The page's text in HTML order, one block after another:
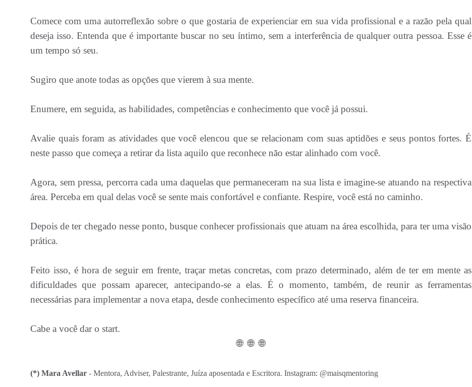
Comece com uma autorreflexão sobre o que gostaria de experienciar em sua vida profissional e a razão pela qual
deseja isso. Entenda que é importante buscar no seu íntimo, sem a interferência de qualquer outra pessoa. Esse é
um tempo só seu.
Sugiro que anote todas as opções que vierem à sua mente.
Enumere, em seguida, as habilidades, competências e conhecimento que você já possui.
Avalie quais foram as atividades que você elencou que se relacionam com suas aptidões e seus pontos fortes. É
neste passo que começa a retirar da lista aquilo que reconhece não estar alinhado com você.
Agora, sem pressa, percorra cada uma daquelas que permaneceram na sua lista e imagine-se atuando na respectiva
área. Perceba em qual delas você se sente mais confortável e confiante. Respire, você está no caminho.
Depois de ter chegado nesse ponto, busque conhecer profissionais que atuam na área escolhida, para ter uma visão
prática.
Feito isso, é hora de seguir em frente, traçar metas concretas, com prazo determinado, além de ter em mente as
dificuldades que possam aparecer, antecipando-se a elas. É o momento, também, de reunir as ferramentas
necessárias para implementar a nova etapa, desde conhecimento específico até uma reserva financeira.
Cabe a você dar o start.
🌐 🌐 🌐
(*) Mara Avellar - Mentora, Adviser, Palestrante, Juíza aposentada e Escritora. Instagram: @maisqmentoring